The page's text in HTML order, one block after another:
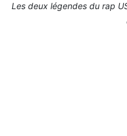
Les deux légendes du rap